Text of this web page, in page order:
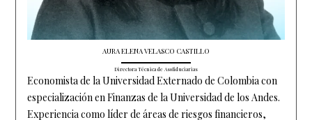
AURA ELENA VELASCO CASTILLO
Directora Técnica de Asofiduciarias
Economista de la Universidad Externado de Colombia con
especialización en Finanzas de la Universidad de los Andes.
Experiencia como líder de áreas de riesgos financieros,